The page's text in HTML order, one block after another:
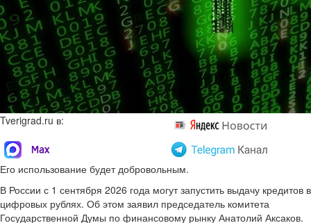
Tverigrad.ru в:
Его использование будет добровольным.
В России с 1 сентября 2026 года могут запустить выдачу кредитов в
цифровых рублях. Об этом заявил председатель комитета
Государственной Думы по финансовому рынку Анатолий Аксаков.